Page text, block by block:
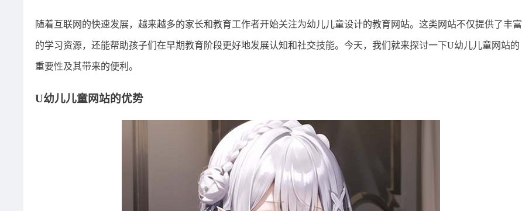
随着互联网的快速发展，越来越多的家长和教育工作者开始关注为幼儿儿童设计的教育网站。这类网站不仅提供了丰富
的学习资源，还能帮助孩子们在早期教育阶段更好地发展认知和社交技能。今天，我们就来探讨一下U幼儿儿童网站的
重要性及其带来的便利。
U幼儿儿童网站的优势